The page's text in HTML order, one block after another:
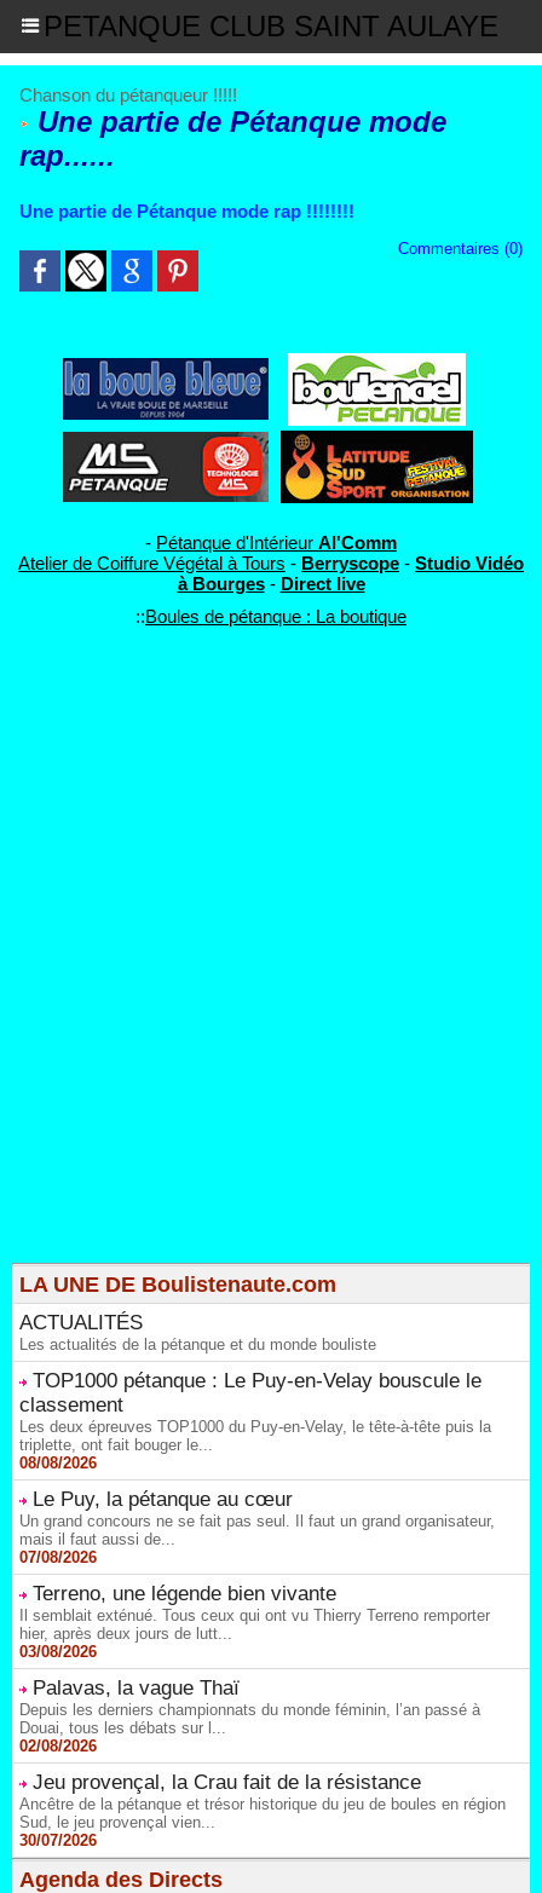
PETANQUE CLUB SAINT AULAYE
Chanson du pétanqueur !!!!!
Une partie de Pétanque mode
rap......
Une partie de Pétanque mode rap !!!!!!!!
Commentaires (0)
- Pétanque d'Intérieur Al'Comm
Atelier de Coiffure Végétal à Tours - Berryscope - Studio Vidéo
à Bourges- Direct live
::Boules de pétanque : La boutique
LA UNE DE Boulistenaute.com
ACTUALITÉS
Les actualités de la pétanque et du monde bouliste
TOP1000 pétanque : Le Puy-en-Velay bouscule le
classement
Les deux épreuves TOP1000 du Puy-en-Velay, le tête-à-tête puis la
triplette, ont fait bouger le...
08/08/2026
Le Puy, la pétanque au cœur
Un grand concours ne se fait pas seul. Il faut un grand organisateur,
mais il faut aussi de...
07/08/2026
Terreno, une légende bien vivante
Il semblait exténué. Tous ceux qui ont vu Thierry Terreno remporter
hier, après deux jours de lutt...
03/08/2026
Palavas, la vague Thaï
Depuis les derniers championnats du monde féminin, l’an passé à
Douai, tous les débats sur l...
02/08/2026
Jeu provençal, la Crau fait de la résistance
Ancêtre de la pétanque et trésor historique du jeu de boules en région
Sud, le jeu provençal vien...
30/07/2026
Agenda des Directs